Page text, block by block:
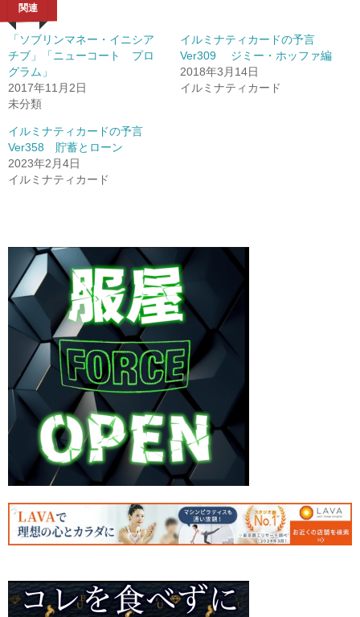
関連
「ソブリンマネー・イニシア
チブ」「ニューコート プロ
グラム」
2017年11月2日
未分類
イルミナティカードの予言
Ver309 ジミー・ホッファ編
2018年3月14日
イルミナティカード
イルミナティカードの予言
Ver358 貯蓄とローン
2023年2月4日
イルミナティカード